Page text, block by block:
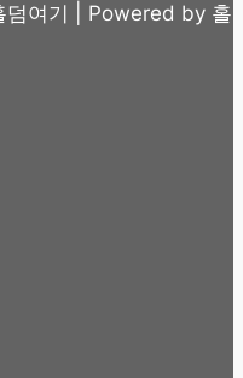
여기 | Powered by 홀